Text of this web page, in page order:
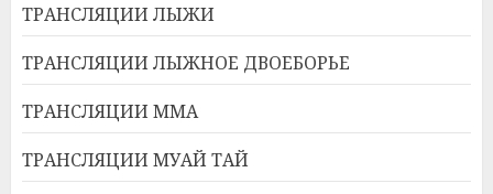
ТРАНСЛЯЦИИ ЛЫЖИ
ТРАНСЛЯЦИИ ЛЫЖНОЕ ДВОЕБОРЬЕ
ТРАНСЛЯЦИИ ММА
ТРАНСЛЯЦИИ МУАЙ ТАЙ